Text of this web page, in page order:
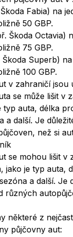
Fabia) na
50 GBP.
Škoda Octavia)
75 GBP.
Superb)
100 GBP.
v zahraničí jsou
se může lišit v
auta, délka
a další. Je
než si
se mohou lišit v
jako je typ auta,
a další. Je
různých
některé z
půjčovny aut: